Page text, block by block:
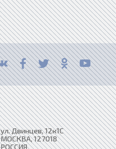
ул. Двинцев, 12к1С
МОСКВА, 127018
РОССИЯ